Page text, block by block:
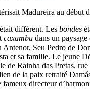
Madureira au début
différent. Les bondes
caxambu dans un
Antenor, Seu Pedro de
et sa famille. Le jeune
de Rainha das Pretas,
de la paix retraité
directeur